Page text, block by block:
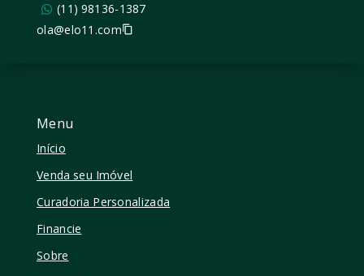
Menu
Início
Venda seu Imóvel
Curadoria Personalizada
Financie
Sobre
(11) 98136-1387
ola@elo11.com